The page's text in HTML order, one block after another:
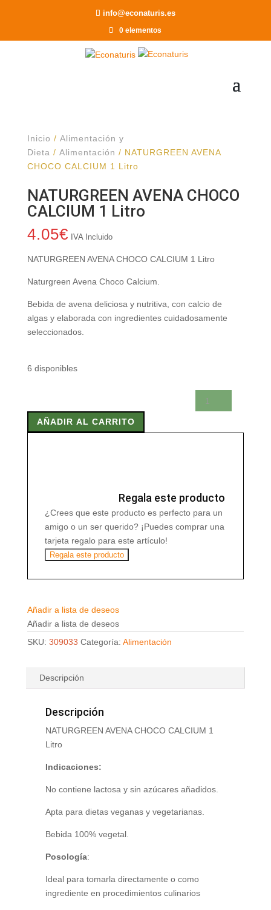
info@econaturis.es
0 elementos
Inicio / Alimentación y
Dieta / Alimentación / NATURGREEN AVENA
CHOCO CALCIUM 1 Litro
NATURGREEN AVENA CHOCO
CALCIUM 1 Litro
4.05€ IVA Incluido
NATURGREEN AVENA CHOCO CALCIUM 1 Litro
Naturgreen Avena Choco Calcium.
Bebida de avena deliciosa y nutritiva, con calcio de
algas y elaborada con ingredientes cuidadosamente
seleccionados.
6 disponibles
AVENA
CHOCO
AÑADIR AL CARRITO
Regala este producto
¿Crees que este producto es perfecto para un
amigo o un ser querido? ¡Puedes comprar una
tarjeta regalo para este artículo!
Regala este producto
Añadir a lista de deseos
Añadir a lista de deseos
SKU: 309033 Categoría: Alimentación
Descripción
Descripción
NATURGREEN AVENA CHOCO CALCIUM 1
Litro
Indicaciones:
No contiene lactosa y sin azúcares añadidos.
Apta para dietas veganas y vegetarianas.
Bebida 100% vegetal.
Posología:
Ideal para tomarla directamente o como
ingrediente en procedimientos culinarios